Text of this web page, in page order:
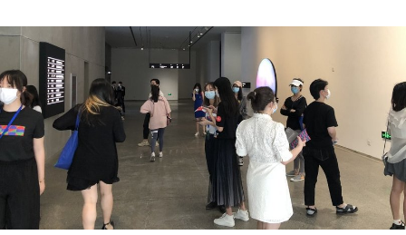
视频
ENGLISH
ART & EDUCATION
广告
订阅
往期内容